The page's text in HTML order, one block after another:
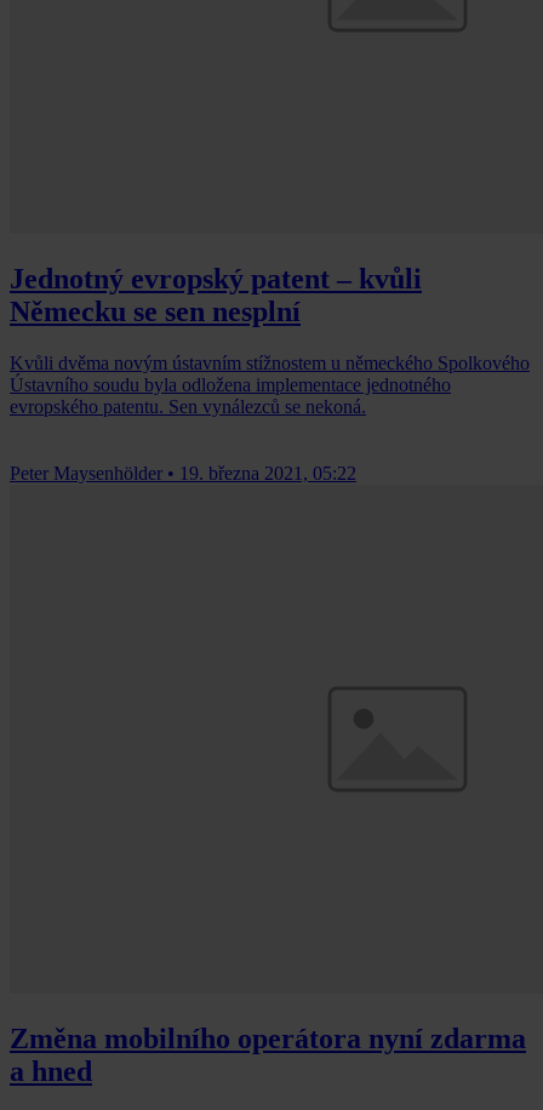
Jednotný evropský patent – kvůli
Německu se sen nesplní
Kvůli dvěma novým ústavním stížnostem u německého Spolkového
Ústavního soudu byla odložena implementace jednotného
evropského patentu. Sen vynálezců se nekoná.
Peter Maysenhölder • 19. března 2021, 05:22
Změna mobilního operátora nyní zdarma
a hned